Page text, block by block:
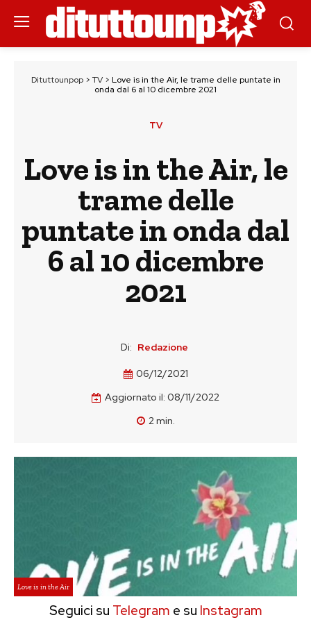
Dituttounpop> TV> Love is in the Air, le trame delle puntate in
onda dal 6 al 10 dicembre 2021
TV
Love is in the Air, le
trame delle
puntate in onda dal
6 al 10 dicembre
2021
Di: Redazione
06/12/2021
Aggiornato il: 08/11/2022
2min.
Love is in the Air
Seguici su Telegram e su Instagram